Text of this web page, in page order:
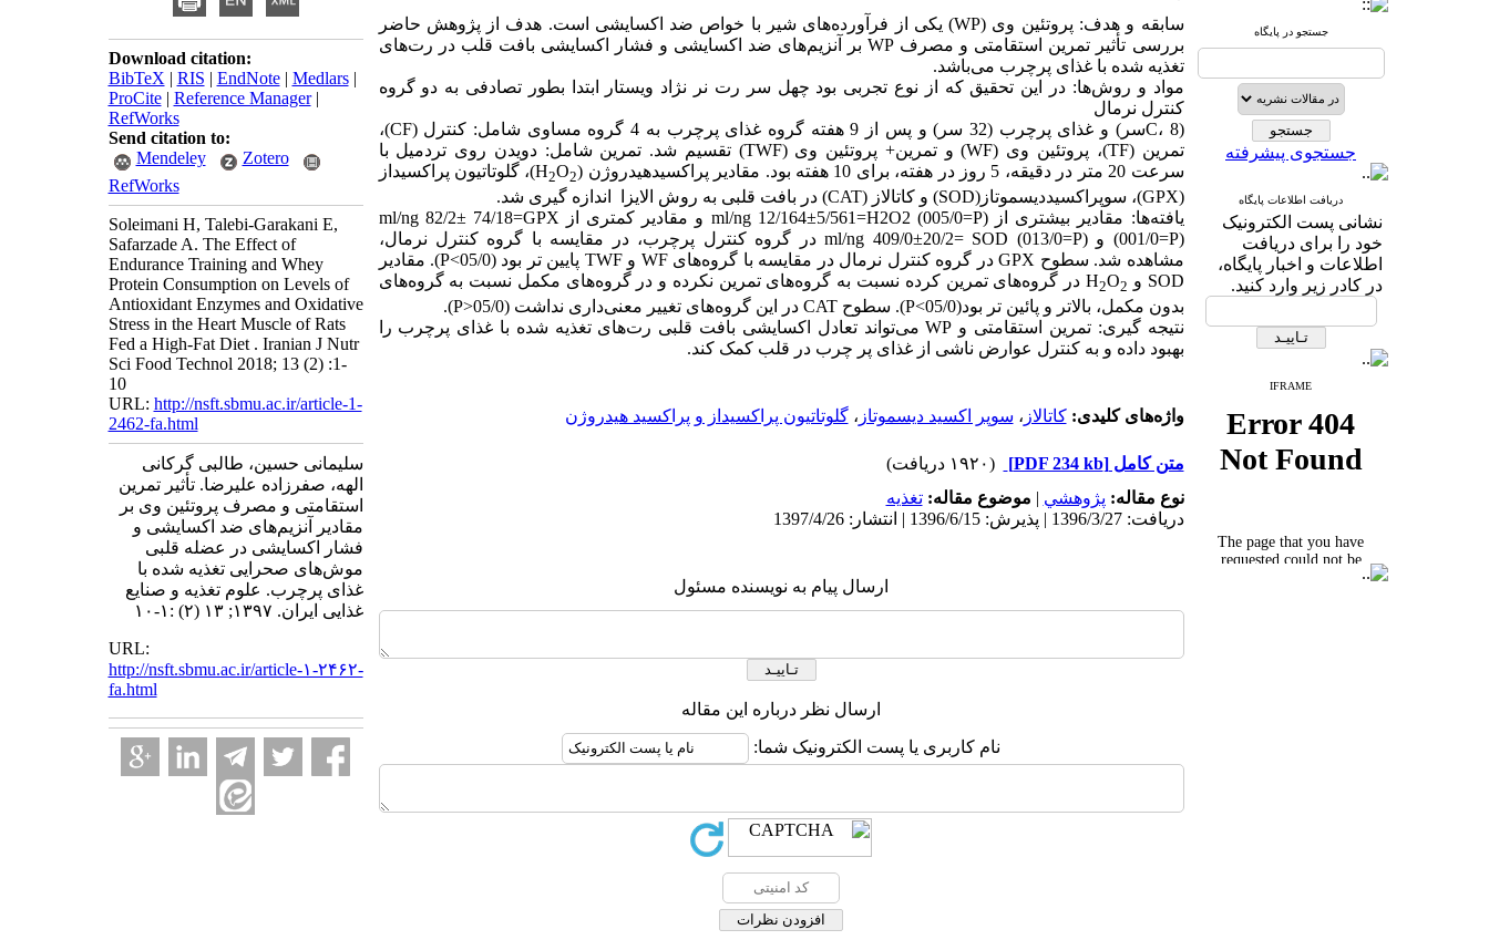
جستجو در پایگاه
جستجوی پیشرفته
دریافت اطلاعات پایگاه
نشانی پست الکترونیک
خود را برای دریافت
اطلاعات و اخبار پایگاه،
در کادر زیر وارد کنید.
IFRAME
سابقه و هدف: پروتئین وی (WP)یکی از فرآورده‌های شیر با خواص ضد اکسایشی است. هدف از پژوهش حاضر
بررسی تأثیر تمرین استقامتی و مصرف WPبر آنزیم‌های ضد اکسایشی و فشار اکسایشی بافت قلب در رت‌های
تغذیه شده با غذای پرچرب می‌باشد.
مواد و روشها: در این تحقیق که از نوع تجربی بود چهل سر رت نر نژاد ویستار ابتدا بطور تصادفی به دو گروه
کنترل نرمال
(
C، 8سر) و غذای پرچرب (32 سر) و پس از 9 هفته گروه غذای پرچرب به 4 گروه مساوی شامل: کنترل(CF)،
تمرین(TF)، پروتئین وی (WF)و تمرین+ پروتئین وی (TWF) تقسیم شد. تمرین شامل: دویدن روی تردمیل با
سرعت 20 متر در دقیقه، 5 روز در هفته، برای 10 هفته بود. مقادیر پراکسیدهیدروژن (
H2O2
)، گلوتاتیون پراکسیداز
(
GPX)، سوپراکسیددیسموتاز(SOD) و کاتالاز (CAT) در بافت قلبی به روش الایزا اندازه گیری شد.
یافتهها: مقادیر بیشتری از ml/ng 12/164±5/561= H2O2 (005/0=P) و مقادیر کمتری از ml/ng 82/2± 74/18=
GPX
(001/0=P) و ml/ng 409/0±20/2= SOD (013/0=P
) در گروه کنترل پرچرب، در مقایسه با گروه کنترل نرمال،
مشاهده شد. سطوح GPXدر گروه کنترل نرمال در مقایسه با گروه‌هایWF وTWF پایین تر بود (05/0> P). مقادیر
SOD و H2O2
در گروه‌های تمرین کرده نسبت به گروه‌های تمرین نکرده و در گروه‌های مکمل نسبت به گروه‌های
بدون مکمل، بالاتر و پائین تر بود(05/0>
P
). سطوحCAT در این گروه‌های تغییر معنی‌داری نداشت (05/0
<
P
).
نتیجه گیری: تمرین استقامتی و WP می‌تواند تعادل اکسایشی بافت قلبی رت‌های تغذیه شده با غذای پرچرب را
بهبود داده و به کنترل عوارض ناشی از غذای پر چرب در قلب کمک کند.
واژه‌های کلیدی:کاتالاز ، سوپر اکسید دیسموتاز ،گلوتاتیون پراکسیداز و پراکسید هیدروژن
متن کامل[PDF 234 kb]
(۱۹۲۰ دریافت)
نوع مقاله: پژوهشي | موضوع مقاله:تغذيه
دریافت: 1396/3/27 | پذیرش: 1396/6/15 | انتشار: 1397/4/26
ارسال پیام به نویسنده مسئول
ارسال نظر درباره این مقاله
نام کاربری یا پست الکترونیک شما:
Download citation:
BibTeX | RIS | EndNote| Medlars|
ProCite| Reference Manager|
RefWorks
Send citation to:
Mendeley
Zotero
RefWorks
Soleimani H, Talebi-Garakani E,
Safarzade A. The Effect of
Endurance Training and Whey
Protein Consumption on Levels of
Antioxidant Enzymes and Oxidative
Stress in the Heart Muscle of Rats
Fed a High-Fat Diet . Iranian J Nutr
Sci Food Technol 2018; 13 (2) :1-
10
URL: http://nsft.sbmu.ac.ir/article-1-
2462-fa.html
سلیمانی حسین، طالبی گرکانی
الهه، صفرزاده علیرضا. تأثیر تمرین
استقامتی و مصرف پروتئین وی بر
مقادیر آنزیم‌های ضد اکسایشی و
فشار اکسایشی در عضله قلبی
موش‌های صحرایی تغذیه شده با
غذای پرچرب. علوم تغذیه و صنایع
غذایی ایران. ۱۳۹۷; ۱۳ (۲) :۱-۱۰
URL:
http://nsft.sbmu.ac.ir/article-۱-۲۴۶۲-
fa.html